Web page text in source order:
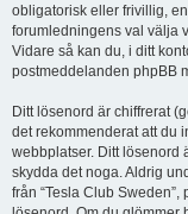
obligatorisk eller frivillig,
forumledningens val välja
Vidare så kan du, i ditt
postmeddelanden phpBB
Ditt lösenord är chiffrerat
det rekommenderat att du
webbplatser. Ditt lösenord
skydda det noga. Aldrig
från “Tesla Club